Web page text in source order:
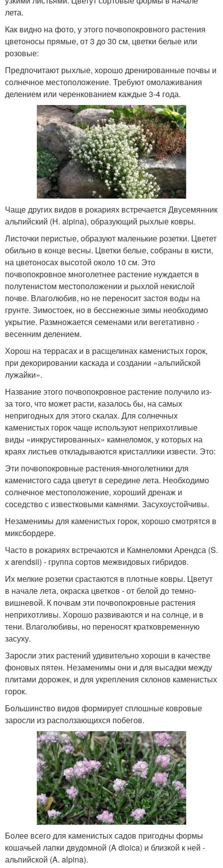
лета.
Как видно на фото, у этого почвопокровного растения
цветоносы прямые, от 3 до 30 см, цветки белые или
розовые:
Предпочитают рыхлые, хорошо дренированные почвы и
солнечное местоположение. Требуют омолаживания
делением или черенкованием каждые 3-4 года.
Чаще других видов в рокариях встречается Двусемянник
альпийский (Н. alpina), образующий рыхлые ковры.
Листочки перистые, образуют маленькие розетки. Цветет
обильно в конце весны. Цветки белые, собраны в кисти,
на цветоносах высотой около 10 см. Это
почвопокровное многолетнее растение нуждается в
полутенистом местоположении и рыхлой некислой
почве. Влаголюбив, но не переносит застоя воды на
грунте. Зимостоек, но в бесснежные зимы необходимо
укрытие. Размножается семенами или вегетативно -
весенним делением.
Хорош на террасах и в расщелинах каменистых горок,
при декорировании каскада и создании «альпийской
лужайки».
Название этого почвопокровное растение получило из-
за того, что может расти, казалось бы, на самых
непригодных для этого скалах. Для солнечных
каменистых горок чаще используют неприхотливые
виды «инкрустированных» камнеломок, у которых на
краях листьев откладываются кристаллики извести. Это:
Эти почвопокровные растения-многолетники для
каменистого сада цветут в середине лета. Необходимо
солнечное местоположение, хороший дренаж и
соседство с известковыми камнями. Засухоустойчивы.
Незаменимы для каменистых горок, хорошо смотрятся в
миксбордере.
Часто в рокариях встречаются и Камнеломки Арендса (S.
х arendsii) - группа сортов межвидовых гибридов.
Их мелкие розетки срастаются в плотные ковры. Цветут
в начале лета, окраска цветков - от белой до темно-
вишневой. К почвам эти почвопокровные растения
неприхотливы. Хорошо развиваются и на солнце, и в
тени. Влаголюбивы, но переносят кратковременную
засуху.
Заросли этих растений удивительно хороши в качестве
фоновых пятен. Незаменимы они и для высадки между
плитами дорожек, и для укрепления склонов каменистых
горок.
Большинство видов формирует сплошные ковровые
заросли из расползающихся побегов.
Более всего для каменистых садов пригодны формы
кошачьей лапки двудомной (A dioica) и близкой к ней -
альпийской (A. alpina).